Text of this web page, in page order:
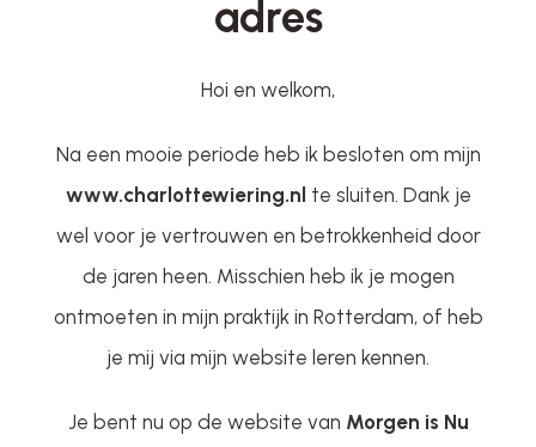
adres
Hoi en welkom,
Na een mooie periode heb ik besloten om mijn
www.charlottewiering.nl te sluiten. Dank je
wel voor je vertrouwen en betrokkenheid door
de jaren heen. Misschien heb ik je mogen
ontmoeten in mijn praktijk in Rotterdam, of heb
je mij via mijn website leren kennen.
Je bent nu op de website van Morgen is Nu